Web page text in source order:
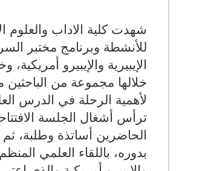
شهدت كلية الاداب والعلوم
للأنشطة وبرنامج مختبر
الإيبيرية والإيبيرو
خلالها مجموعة من
لأهمية الرحلة في الدرس
ترأس أشغال الجلسة
الحاضرين أساتذة وطلبة، ثم
بدوره، باللقاء العلمي